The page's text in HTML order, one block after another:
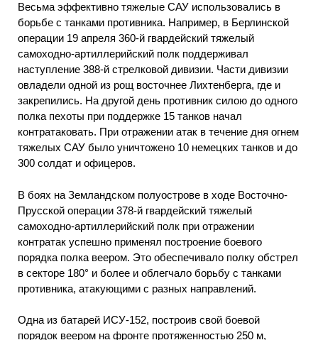
Весьма эффективно тяжелые САУ использовались в
борьбе с танками противника. Например, в Берлинской
операции 19 апреля 360-й гвардейский тяжелый
самоходно-артиллерийский полк поддерживал
наступление 388-й стрелковой дивизии. Части дивизии
овладели одной из рощ восточнее Лихтенберга, где и
закрепились. На другой день противник силою до одного
полка пехоты при поддержке 15 танков начал
контратаковать. При отражении атак в течение дня огнем
тяжелых САУ было уничтожено 10 немецких танков и до
300 солдат и офицеров.
В боях на Земландском полуострове в ходе Восточно-
Прусской операции 378-й гвардейский тяжелый
самоходно-артиллерийский полк при отражении
контратак успешно применял построение боевого
порядка полка веером. Это обеспечивало полку обстрел
в секторе 180° и более и облегчало борьбу с танками
противника, атакующими с разных направлений.
Одна из батарей ИСУ-152, построив свой боевой
порядок веером на фронте протяженностью 250 м,